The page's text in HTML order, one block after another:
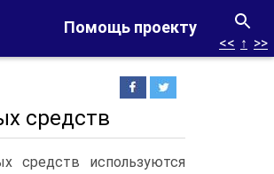
Помощь проекту
<< ↑ >>
средств
средств используются